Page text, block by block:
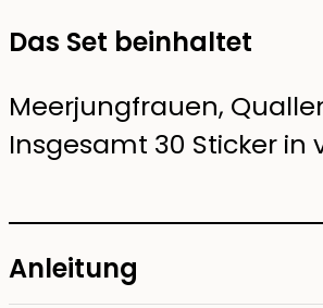
Das Set beinhaltet
Meerjungfrauen,
Insgesamt 30 Sticker in
Anleitung